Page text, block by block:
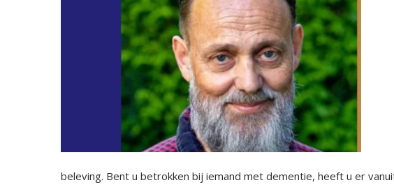
beleving. Bent u betrokken bij iemand met dementie, heeft u er